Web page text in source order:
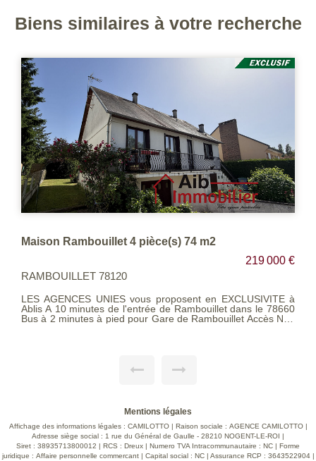
Biens similaires à votre recherche
Maison Ablis 6 pièce() proche centre
299 500 €
ABLIS 78660
LES AGENCES UNIES vous proposent en exclusivité Nous
vous invitons à visiter cette maison traditionnelle située à
moins de 5 minutes du centre-ville d'Ablis avec ses
au rez-de-chaussée d'une entrée sur un salon séjour
salle d'eau et un wc séparé. A l'étage, vous découvrirez un
grand palier avec espace dressing desservant 3 chambres.
Honoraires d'agence charge vendeur. Classe énergétique:
DPE E (326 kwh/m²/an en énergie primaire) / (176 kwh/m²/an
en énergie finale). GES: B (10 kg CO2/m²/an). Les
informations sur les risques auxquels ce bien est exposé
Mentions légales
Affichage des informations légales : CAMILOTTO | Raison sociale : AGENCE CAMILOTTO |
Adresse siège social : 1 rue du Général de Gaulle - 28210 NOGENT-LE-ROI |
Siret : 38935713800012 | RCS : Dreux | Numero TVA Intracommunautaire : NC | Forme
juridique : Affaire personnelle commercant | Capital social : NC | Assurance RCP : 3643522904 |